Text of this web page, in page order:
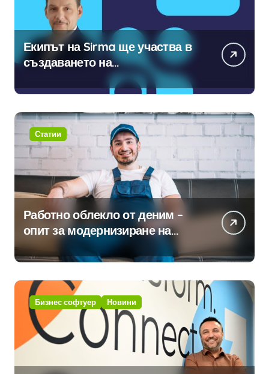
Екипът на Sirma ще участва в
създаването на
международните стандарти за
навлизане на изкуствен
интелект в хотелиерството
Статии
Работно облекло от деним –
опит за модернизиране на
традицията
Бизнес софтуер Новини